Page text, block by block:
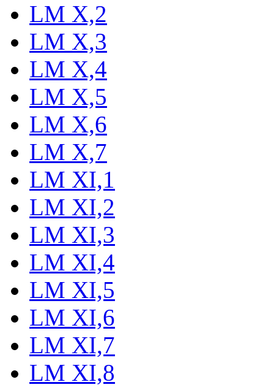
LM X,2
LM X,3
LM X,4
LM X,5
LM X,6
LM X,7
LM XI,1
LM XI,2
LM XI,3
LM XI,4
LM XI,5
LM XI,6
LM XI,7
LM XI,8